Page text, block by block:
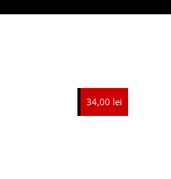
34,00 lei